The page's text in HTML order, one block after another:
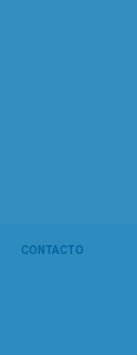
CONTACTO